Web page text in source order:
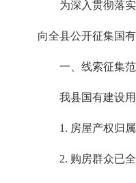
为深入贯彻落
向全县公开征集国
一、线索征集
我县国有建设
1. 房屋产权归
2. 购房群众已